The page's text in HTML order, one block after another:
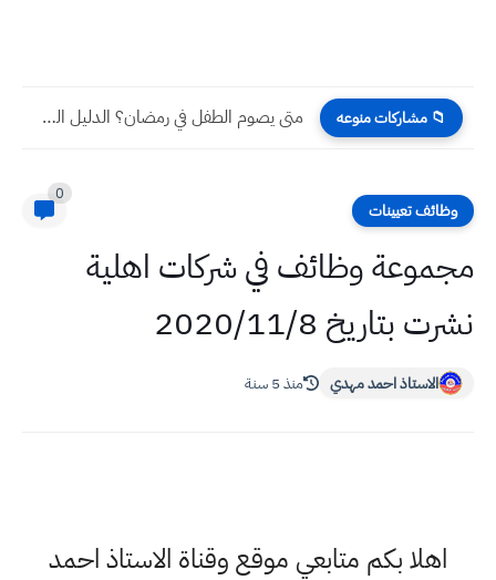
📁 مشاركات منوعه متى يصوم الطفل في رمضان؟ الدليل الطبي والديني لتدريب الأطفال...
وظائف تعيينات
0
مجموعة وظائف في شركات اهلية
نشرت بتاريخ 2020/11/8
الاستاذ احمد مهدي منذ 5 سنة
اهلا بكم متابعي موقع وقناة الاستاذ احمد